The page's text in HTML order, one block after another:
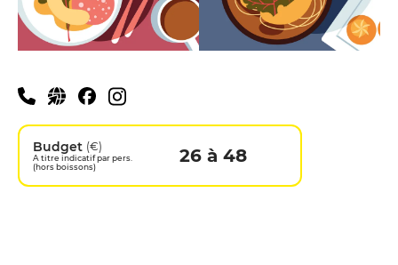
Infos pratiques
Budget (€)
A titre indicatif par pers.
(hors boissons)
26 à 48